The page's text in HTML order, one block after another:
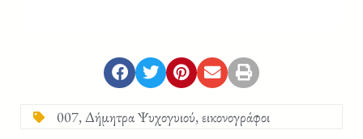
007,Δήμητρα Ψυχογυιού,εικονογράφοι